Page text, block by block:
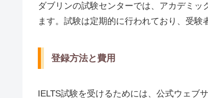
ダブリンの試験センターでは、アカデミ
ます。試験は定期的に行われており、受験
登録方法と費用
IELTS試験を受けるためには、公式ウェブ